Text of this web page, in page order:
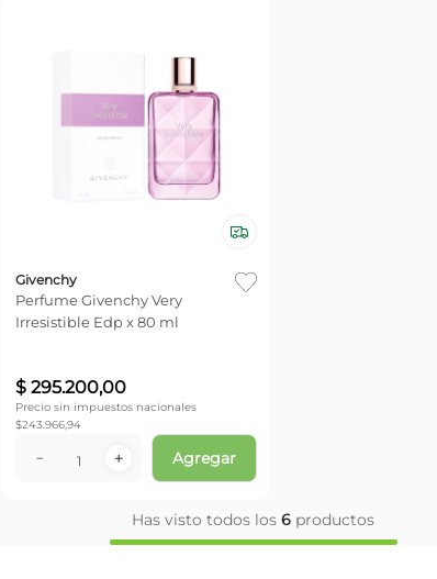
Givenchy
Perfume Givenchy Very
Irresistible Edp x 80 ml
$ 295.200,00
Precio sin impuestos nacionales
$243.966,94
＋
－ Agregar
Has visto todos los6 productos